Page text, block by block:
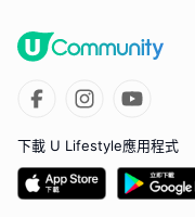
下載 U Lifestyle應用程式